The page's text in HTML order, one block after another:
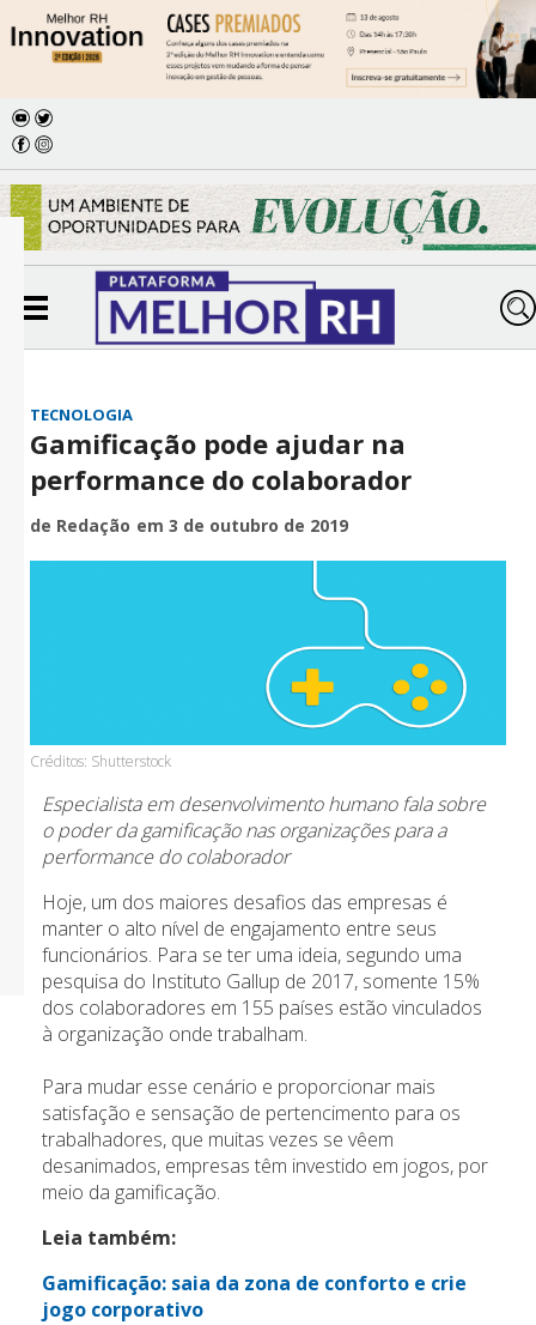
TECNOLOGIA
Gamificação pode ajudar na
performance do colaborador
de Redação em 3 de outubro de 2019
Créditos: Shutterstock
Especialista em desenvolvimento humano fala sobre
o poder da gamificação nas organizações para a
performance do colaborador
Hoje, um dos maiores desafios das empresas é
manter o alto nível de engajamento entre seus
funcionários. Para se ter uma ideia, segundo uma
pesquisa do Instituto Gallup de 2017, somente 15%
dos colaboradores em 155 países estão vinculados
à organização onde trabalham.
Para mudar esse cenário e proporcionar mais
satisfação e sensação de pertencimento para os
trabalhadores, que muitas vezes se vêem
desanimados, empresas têm investido em jogos, por
meio da gamificação.
Leia também:
Gamificação: saia da zona de conforto e crie
jogo corporativo